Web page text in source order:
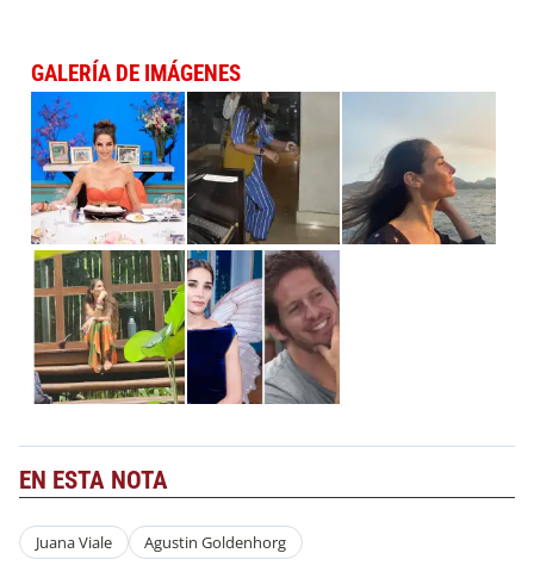
GALERÍA DE IMÁGENES
EN ESTA NOTA
Juana Viale Agustin Goldenhorg